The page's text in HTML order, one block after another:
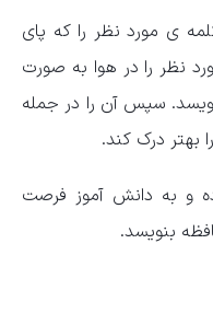
ی مورد نظر را که پای
نظر را در هوا به صورت
سپس آن را در جمله
بهتر درک کند.
و به دانش آموز فرصت
بنویسد.